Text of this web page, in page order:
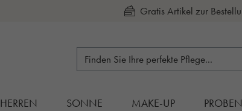
Kauf auf Rechnung
HERREN SONNE MAKE-UP PROBEN